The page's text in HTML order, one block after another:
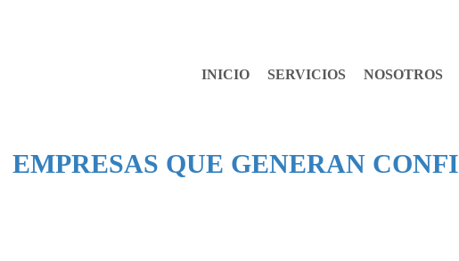
INICIO SERVICIOS NOSOTROS
EMPRESAS QUE GENERAN